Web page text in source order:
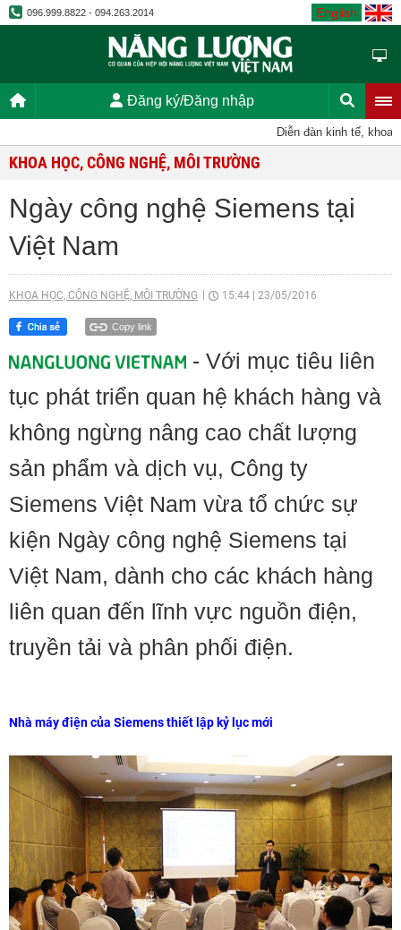
096.999.8822 - 094.263.2014 English
Đăng ký/Đăng nhập
Diễn đàn kinh tế, khoa
KHOA HỌC, CÔNG NGHỆ, MÔI TRƯỜNG
Ngày công nghệ Siemens tại
Việt Nam
KHOA HỌC, CÔNG NGHỆ, MÔI TRƯỜNG 15:44 23/05/2016
Copy link
- Với mục tiêu liên
tục phát triển quan hệ khách hàng và
không ngừng nâng cao chất lượng
sản phẩm và dịch vụ, Công ty
Siemens Việt Nam vừa tổ chức sự
kiện Ngày công nghệ Siemens tại
Việt Nam, dành cho các khách hàng
liên quan đến lĩnh vực nguồn điện,
truyền tải và phân phối điện.
Nhà máy điện của Siemens thiết lập kỷ lục mới